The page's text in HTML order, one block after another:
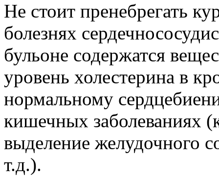
Не стоит пренебрегать
болезнях
бульоне содержатся
уровень холестерина в
нормальному
кишечных заболеваниях
выделение желудочного
т.д.).